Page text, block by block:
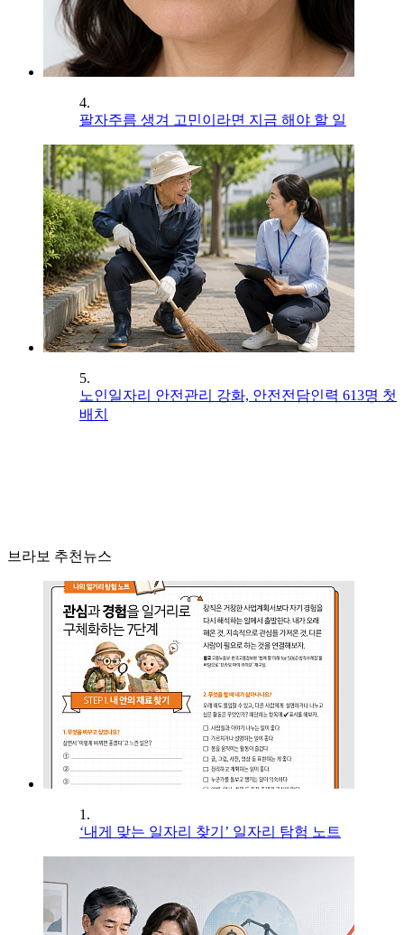
4.
팔자주름 생겨 고민이라면 지금 해야 할 일
5.
노인일자리 안전관리 강화, 안전전담인력 613명 첫
배치
브라보 추천뉴스
1.
‘내게 맞는 일자리 찾기’ 일자리 탐험 노트